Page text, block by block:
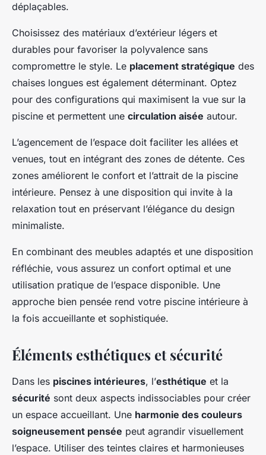
déplaçables.
Choisissez des matériaux d’extérieur légers et
durables pour favoriser la polyvalence sans
compromettre le style. Le placement stratégique des
chaises longues est également déterminant. Optez
pour des configurations qui maximisent la vue sur la
piscine et permettent une circulation aisée autour.
L’agencement de l’espace doit faciliter les allées et
venues, tout en intégrant des zones de détente. Ces
zones améliorent le confort et l’attrait de la piscine
intérieure. Pensez à une disposition qui invite à la
relaxation tout en préservant l’élégance du design
minimaliste.
En combinant des meubles adaptés et une disposition
réfléchie, vous assurez un confort optimal et une
utilisation pratique de l’espace disponible. Une
approche bien pensée rend votre piscine intérieure à
la fois accueillante et sophistiquée.
Éléments esthétiques et sécurité
Dans les piscines intérieures, l’esthétique et la
sécurité sont deux aspects indissociables pour créer
un espace accueillant. Une harmonie des couleurs
soigneusement pensée peut agrandir visuellement
l’espace. Utiliser des teintes claires et harmonieuses